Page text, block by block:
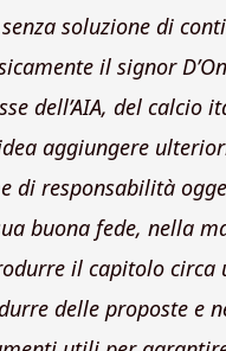
soluzione di
il signor
dell’AIA, del calcio
aggiungere
di responsabilità
buona fede, nella
il capitolo
delle proposte e